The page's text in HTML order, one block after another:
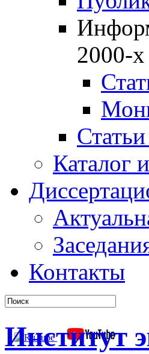
2000-х
Каталог
Контакты
Институт